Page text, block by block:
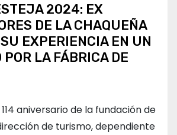
2024: EX
DE LA CHAQUEÑA
EXPERIENCIA EN UN
POR LA FÁBRICA DE
aniversario de la fundación de
de turismo, dependiente